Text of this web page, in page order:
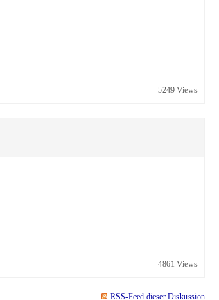
5249 Views
4861 Views
RSS-Feed dieser Diskussion